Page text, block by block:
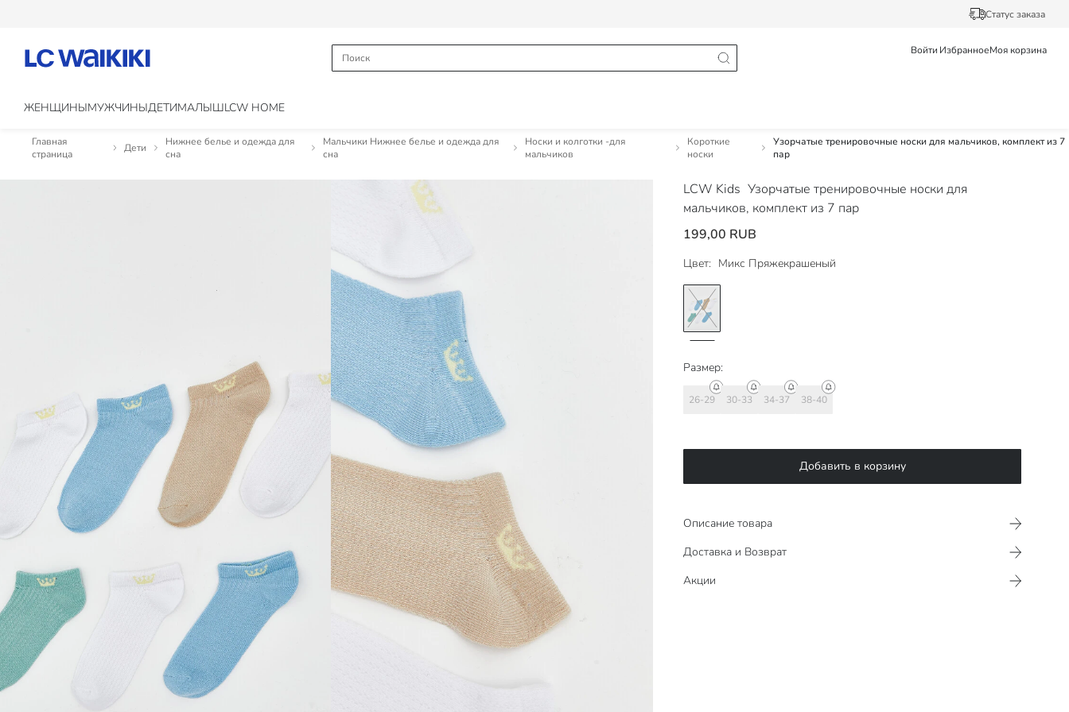
Статус заказа
Войти ИзбранноеМоя корзина
ЖЕНЩИНЫМУЖЧИНЫДЕТИМАЛЫШLCW HOME
Главная
страница
Дети
Нижнее белье и одежда для
сна
Мальчики Нижнее белье и одежда для
сна
Носки и колготки -для
мальчиков
Короткие
носки
Узорчатые тренировочные носки для мальчиков, комплект из 7
пар
LCW Kids Узорчатые тренировочные носки для
мальчиков, комплект из 7 пар
199,00 RUB
Цвет: Микс Пряжекрашеный
Размер:
26-29 30-33 34-37 38-40
Добавить в корзину
Описание товара
Доставка и Возврат
Акции